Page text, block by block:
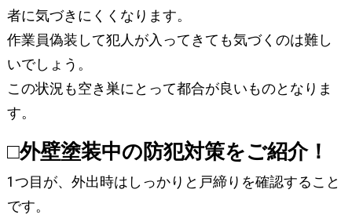
者に気づきにくくなります。
作業員偽装して犯人が入ってきても気づくのは難し
いでしょう。
この状況も空き巣にとって都合が良いものとなりま
す。
□外壁塗装中の防犯対策をご紹介！
1つ目が、外出時はしっかりと戸締りを確認すること
です。